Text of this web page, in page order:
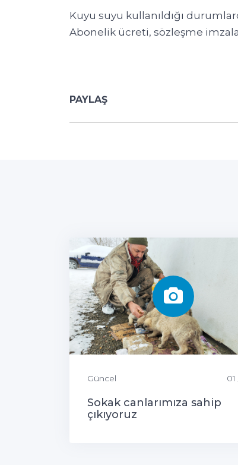
Kuyu suyu kullanıldığı
Abonelik ücreti, sözleşme
PAYLAŞ
Güncel
Sokak canlarımıza sahip
çıkıyoruz